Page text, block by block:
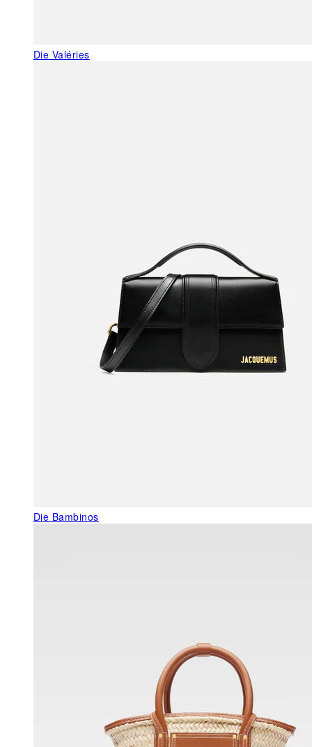
Die Valéries
Die Bambinos